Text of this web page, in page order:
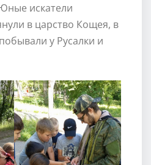
искатели
в царство Кощея, в
у Русалки и